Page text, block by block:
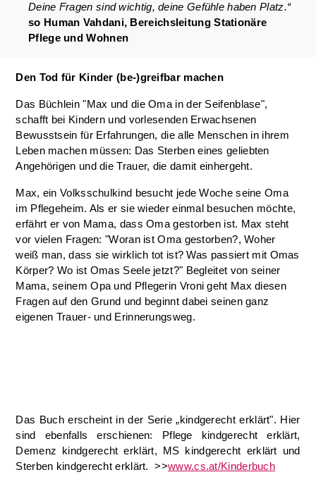
Deine Fragen sind wichtig, deine Gefühle haben Platz.“
so Human Vahdani, Bereichsleitung Stationäre
Pflege und Wohnen
Den Tod für Kinder (be-)greifbar machen
Das Büchlein "Max und die Oma in der Seifenblase",
schafft bei Kindern und vorlesenden Erwachsenen
Bewusstsein für Erfahrungen, die alle Menschen in ihrem
Leben machen müssen: Das Sterben eines geliebten
Angehörigen und die Trauer, die damit einhergeht.
Max, ein Volksschulkind besucht jede Woche seine Oma
im Pflegeheim. Als er sie wieder einmal besuchen möchte,
erfährt er von Mama, dass Oma gestorben ist. Max steht
vor vielen Fragen: "Woran ist Oma gestorben?, Woher
weiß man, dass sie wirklich tot ist? Was passiert mit Omas
Körper? Wo ist Omas Seele jetzt?" Begleitet von seiner
Mama, seinem Opa und Pflegerin Vroni geht Max diesen
Fragen auf den Grund und beginnt dabei seinen ganz
eigenen Trauer- und Erinnerungsweg.
Das Buch erscheint in der Serie „kindgerecht erklärt". Hier
sind ebenfalls erschienen: Pflege kindgerecht erklärt,
Demenz kindgerecht erklärt, MS kindgerecht erklärt und
Sterben kindgerecht erklärt. >>www.cs.at/Kinderbuch